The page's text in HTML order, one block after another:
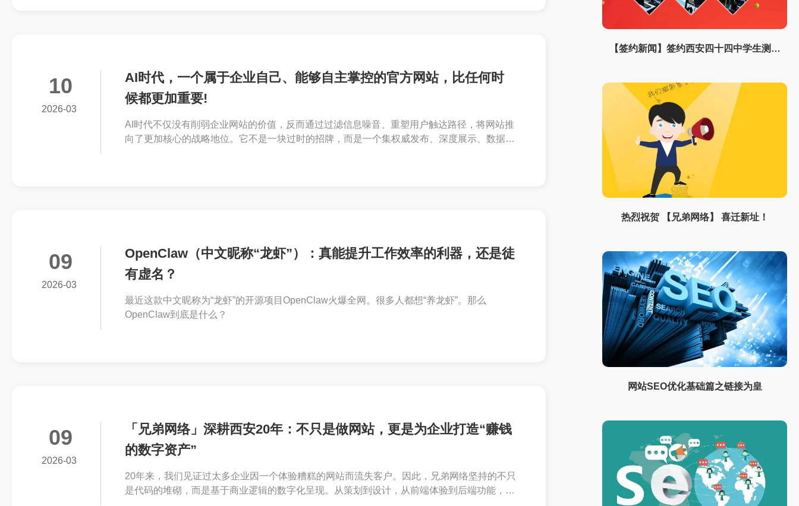
10
2026-03
AI时代，一个属于企业自己、能够自主掌控的官方网站，比任何时
候都更加重要!
AI时代不仅没有削弱企业网站的价值，反而通过过滤信息噪音、重塑用户触达路径，将网站推
向了更加核心的战略地位。它不是一块过时的招牌，而是一个集权威发布、深度展示、数据沉
09
2026-03
OpenClaw（中文昵称“龙虾”）：真能提升工作效率的利器，还是徒
有虚名？
最近这款中文昵称为“龙虾”的开源项目OpenClaw火爆全网。很多人都想“养龙虾”。那么
OpenClaw到底是什么？
09
2026-03
「兄弟网络」深耕西安20年：不只是做网站，更是为企业打造“赚钱
的数字资产”
20年来，我们见证过太多企业因一个体验糟糕的网站而流失客户。因此，兄弟网络坚持的不只
是代码的堆砌，而是基于商业逻辑的数字化呈现。从策划到设计，从前端体验到后端功能，每
【签约新闻】签约西安四十四中学生测评
热烈祝贺 【兄弟网络】 喜迁新址！
网站SEO优化基础篇之链接为皇